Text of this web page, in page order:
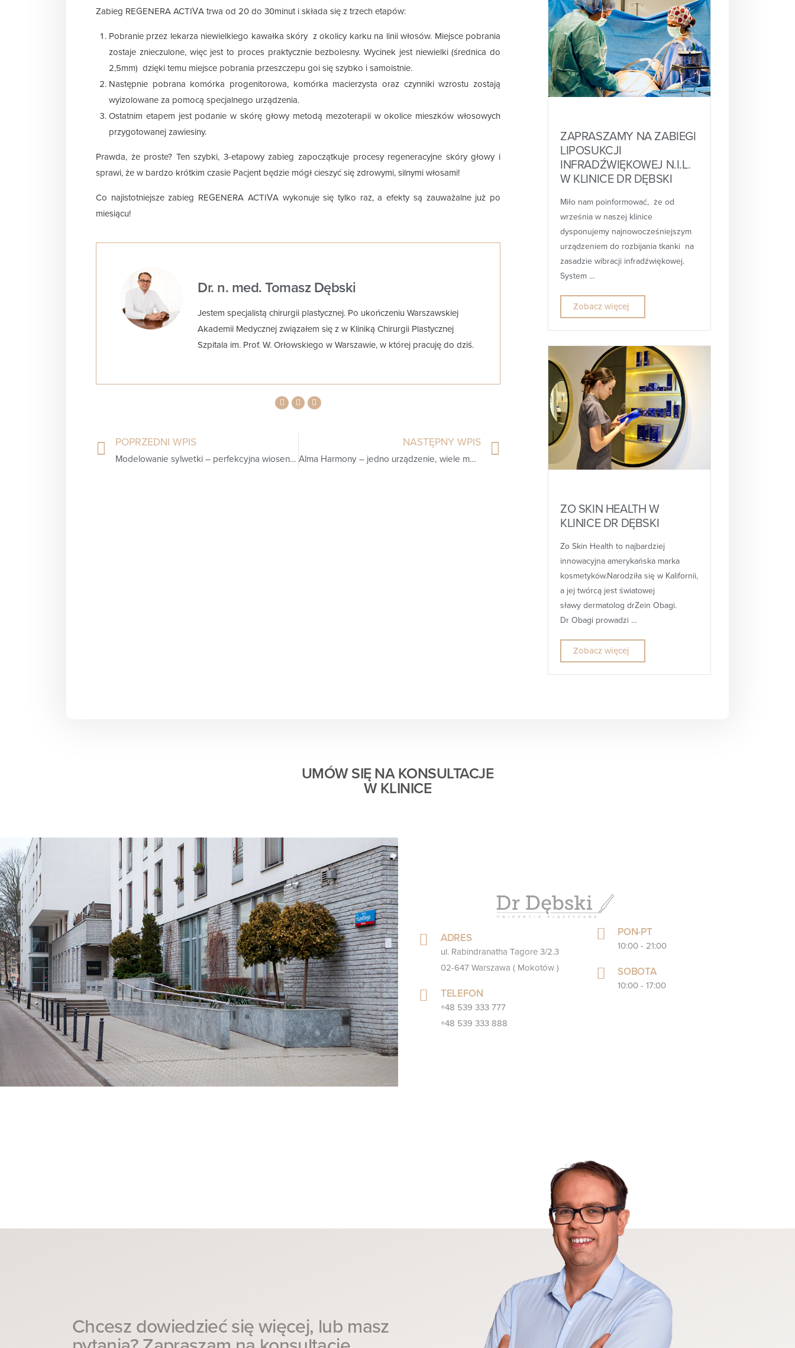
Zabieg REGENERA ACTIVA trwa od 20 do 30minut i składa się z trzech etapów:
Pobranie przez lekarza niewielkiego kawałka skóry z okolicy karku na linii włosów. Miejsce pobrania
zostaje znieczulone, więc jest to proces praktycznie bezbolesny. Wycinek jest niewielki (średnica do
2,5mm) dzięki temu miejsce pobrania przeszczepu goi się szybko i samoistnie.
Następnie pobrana komórka progenitorowa, komórka macierzysta oraz czynniki wzrostu zostają
wyizolowane za pomocą specjalnego urządzenia.
Ostatnim etapem jest podanie w skórę głowy metodą mezoterapii w okolice mieszków włosowych
przygotowanej zawiesiny.
Prawda, że proste? Ten szybki, 3-etapowy zabieg zapoczątkuje procesy regeneracyjne skóry głowy i
sprawi, że w bardzo krótkim czasie Pacjent będzie mógł cieszyć się zdrowymi, silnymi włosami!
Co najistotniejsze zabieg REGENERA ACTIVA wykonuje się tylko raz, a efekty są zauważalne już po
miesiącu!
Dr. n. med. Tomasz Dębski
Jestem specjalistą chirurgii plastycznej. Po ukończeniu Warszawskiej
Akademii Medycznej związałem się z w Kliniką Chirurgii Plastycznej
Szpitala im. Prof. W. Orłowskiego w Warszawie, w której pracuję do dziś.
POPRZEDNI WPIS
Modelowanie sylwetki – perfekcyjna wiosenna figura dzięki zabiegom medycyny estetycznej
NASTĘPNY WPIS
Alma Harmony – jedno urządzenie, wiele możliwości
ZAPRASZAMY NA ZABIEGI
LIPOSUKCJI
INFRADŹWIĘKOWEJ N.I.L.
W KLINICE DR DĘBSKI
Miło nam poinformować, że od
września w naszej klinice
dysponujemy najnowocześniejszym
urządzeniem do rozbijania tkanki na
zasadzie wibracji infradźwiękowej.
System …
Zobacz więcej
ZO SKIN HEALTH W
KLINICE DR DĘBSKI
Zo Skin Health to najbardziej
innowacyjna amerykańska marka
kosmetyków.Narodziła się w Kalifornii,
a jej twórcą jest światowej
sławy dermatolog drZein Obagi.
Dr Obagi prowadzi …
Zobacz więcej
UMÓW SIĘ NA KONSULTACJE
W KLINICE
ADRES
ul. Rabindranatha Tagore 3/2.3
02-647 Warszawa ( Mokotów )
TELEFON
+48 539 333 777
+48 539 333 888
PON-PT
10:00 - 21:00
SOBOTA
10:00 - 17:00
Chcesz dowiedzieć się więcej, lub masz